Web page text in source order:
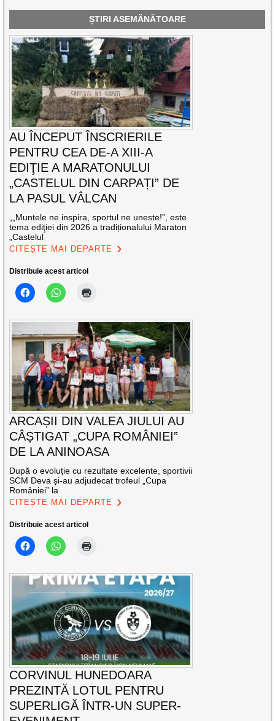
ȘTIRI ASEMĂNĂTOARE
AU ÎNCEPUT ÎNSCRIERILE
PENTRU CEA DE-A XIII-A
EDIŢIE A MARATONULUI
„CASTELUL DIN CARPAȚI” DE
LA PASUL VÂLCAN
„„Muntele ne inspira, sportul ne uneste!”, este
tema ediţiei din 2026 a tradiționalului Maraton
„Castelul
CITEȘTE MAI DEPARTE
Distribuie acest articol
ARCAȘII DIN VALEA JIULUI AU
CÂȘTIGAT „CUPA ROMÂNIEI”
DE LA ANINOASA
După o evoluție cu rezultate excelente, sportivii
SCM Deva și-au adjudecat trofeul „Cupa
României” la
CITEȘTE MAI DEPARTE
Distribuie acest articol
CORVINUL HUNEDOARA
PREZINTĂ LOTUL PENTRU
SUPERLIGĂ ÎNTR-UN SUPER-